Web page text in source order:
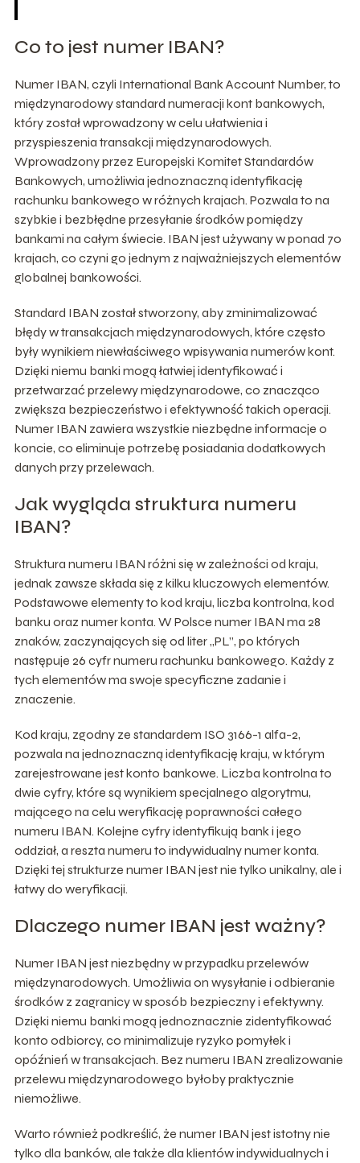
Co to jest numer IBAN?
Numer IBAN, czyli International Bank Account Number, to
międzynarodowy standard numeracji kont bankowych,
który został wprowadzony w celu ułatwienia i
przyspieszenia transakcji międzynarodowych.
Wprowadzony przez Europejski Komitet Standardów
Bankowych, umożliwia jednoznaczną identyfikację
rachunku bankowego w różnych krajach. Pozwala to na
szybkie i bezbłędne przesyłanie środków pomiędzy
bankami na całym świecie. IBAN jest używany w ponad 70
krajach, co czyni go jednym z najważniejszych elementów
globalnej bankowości.
Standard IBAN został stworzony, aby zminimalizować
błędy w transakcjach międzynarodowych, które często
były wynikiem niewłaściwego wpisywania numerów kont.
Dzięki niemu banki mogą łatwiej identyfikować i
przetwarzać przelewy międzynarodowe, co znacząco
zwiększa bezpieczeństwo i efektywność takich operacji.
Numer IBAN zawiera wszystkie niezbędne informacje o
koncie, co eliminuje potrzebę posiadania dodatkowych
danych przy przelewach.
Jak wygląda struktura numeru
IBAN?
Struktura numeru IBAN różni się w zależności od kraju,
jednak zawsze składa się z kilku kluczowych elementów.
Podstawowe elementy to kod kraju, liczba kontrolna, kod
banku oraz numer konta. W Polsce numer IBAN ma 28
znaków, zaczynających się od liter „PL”, po których
następuje 26 cyfr numeru rachunku bankowego. Każdy z
tych elementów ma swoje specyficzne zadanie i
znaczenie.
Kod kraju, zgodny ze standardem ISO 3166-1 alfa-2,
pozwala na jednoznaczną identyfikację kraju, w którym
zarejestrowane jest konto bankowe. Liczba kontrolna to
dwie cyfry, które są wynikiem specjalnego algorytmu,
mającego na celu weryfikację poprawności całego
numeru IBAN. Kolejne cyfry identyfikują bank i jego
oddział, a reszta numeru to indywidualny numer konta.
Dzięki tej strukturze numer IBAN jest nie tylko unikalny, ale i
łatwy do weryfikacji.
Dlaczego numer IBAN jest ważny?
Numer IBAN jest niezbędny w przypadku przelewów
międzynarodowych. Umożliwia on wysyłanie i odbieranie
środków z zagranicy w sposób bezpieczny i efektywny.
Dzięki niemu banki mogą jednoznacznie zidentyfikować
konto odbiorcy, co minimalizuje ryzyko pomyłek i
opóźnień w transakcjach. Bez numeru IBAN zrealizowanie
przelewu międzynarodowego byłoby praktycznie
niemożliwe.
Warto również podkreślić, że numer IBAN jest istotny nie
tylko dla banków, ale także dla klientów indywidualnych i